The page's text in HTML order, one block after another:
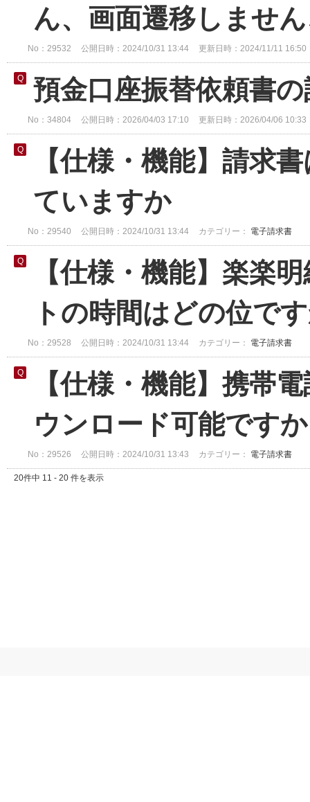
ん、画面遷移しませ
No：29532 公開日時：2024/10/31 13:44 更新日時：2024/11/11 16:50
預金口座振替依頼書
No：34804 公開日時：2026/04/03 17:10 更新日時：2026/04/06 10:33
【仕様・機能】請求
ていますか
No：29540 公開日時：2024/10/31 13:44 カテゴリー： 電子請求書
【仕様・機能】楽楽
トの時間はどの位で
No：29528 公開日時：2024/10/31 13:44 カテゴリー： 電子請求書
【仕様・機能】携帯
ウンロード可能です
No：29526 公開日時：2024/10/31 13:43 カテゴリー： 電子請求書
20件中 11 - 20 件を表示